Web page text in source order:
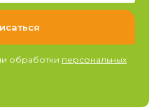
обработки персональных